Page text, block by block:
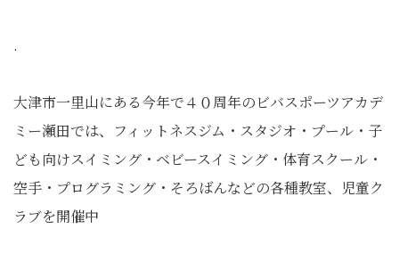
.
大津市一里山にある今年で４０周年のビバスポーツアカデ
ミー瀬田では、フィットネスジム・スタジオ・プール・子
ども向けスイミング・ベビースイミング・体育スクール・
空手・プログラミング・そろばんなどの各種教室、児童ク
ラブを開催中